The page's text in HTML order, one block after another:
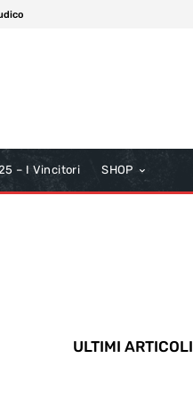
– I Vincitori SHOP
ULTIMI ARTICOLI